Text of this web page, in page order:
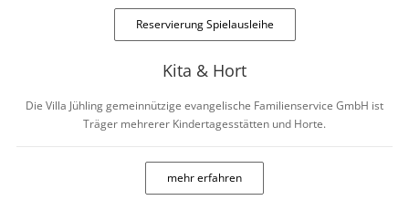
Reservierung Spielausleihe
Kita & Hort
Die Villa Jühling gemeinnützige evangelische Familienservice GmbH ist
Träger mehrerer Kindertagesstätten und Horte.
mehr erfahren